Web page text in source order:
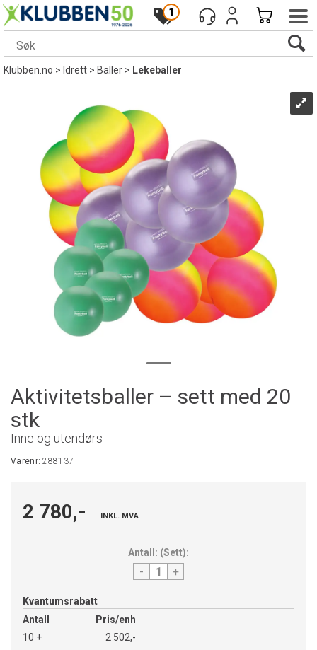
1
Klubben.no> Idrett>Baller> Lekeballer
Aktivitetsballer – sett med 20
stk
Inne og utendørs
Varenr:288137
2 780,- INKL. MVA
Antall: (Sett):
- +
Kvantumsrabatt
Antall
Pris/enh
10 +
2 502,-